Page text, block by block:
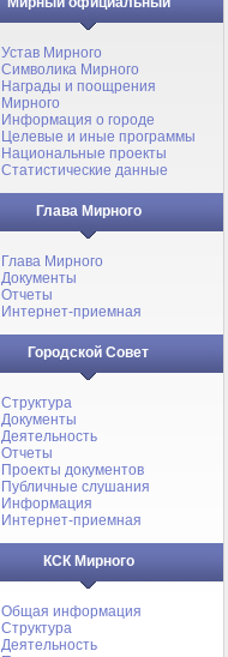
Устав Мирного
Символика Мирного
Награды и поощрения
Мирного
Информация о городе
Целевые и иные программы
Национальные проекты
Статистические данные
Глава Мирного
Глава Мирного
Документы
Отчеты
Интернет-приемная
Городской Совет
Структура
Документы
Деятельность
Отчеты
Проекты документов
Публичные слушания
Информация
Интернет-приемная
КСК Мирного
Общая информация
Структура
Деятельность